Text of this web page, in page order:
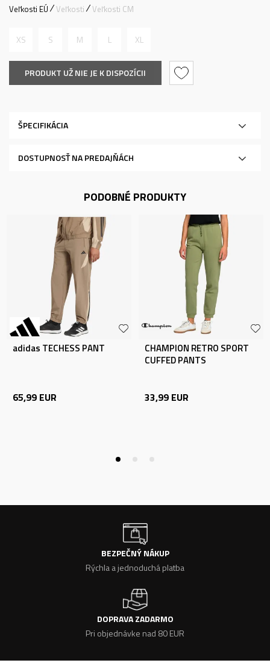
Veľkosti EÚ Veľkosti Veľkosti CM
XS S M L XL
PRODUKT UŽ NIE JE K DISPOZÍCII
ŠPECIFIKÁCIA
DOSTUPNOSŤ NA PREDAJŇÁCH
PODOBNÉ PRODUKTY
adidas TECHESS PANT
65,99 EUR
CHAMPION RETRO SPORT
CUFFED PANTS
33,99 EUR
BEZPEČNÝ NÁKUP
Rýchla a jednoduchá platba
DOPRAVA ZADARMO
Pri objednávke nad 80 EUR